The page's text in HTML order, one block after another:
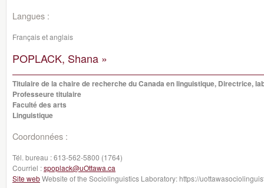
Langues :
Français et anglais
POPLACK, Shana »
Titulaire de la chaire de recherche du Canada en linguistique, Directrice,
Professeure titulaire
Faculté des arts
Linguistique
Coordonnées :
Tél. bureau :613-562-5800 (1764)
Courriel :spoplack@uOttawa.ca
Site webWebsite of the Sociolinguistics Laboratory: https://